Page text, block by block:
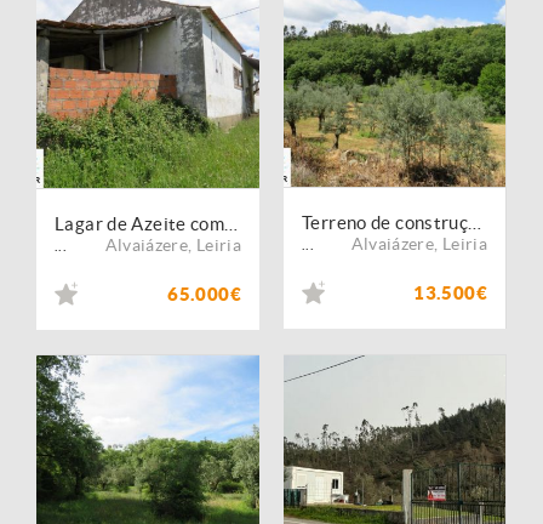
Alvaiázere Leiria
65.000€
Alvaiázere Leiria
13.500€